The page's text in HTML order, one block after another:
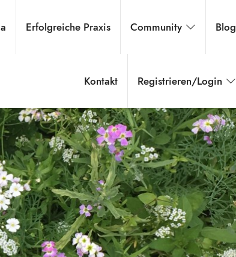
Erfolgreiche Praxis Community Blog
Kontakt Registrieren/Login